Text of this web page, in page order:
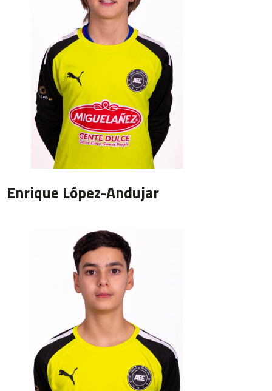
Enrique López-Andujar